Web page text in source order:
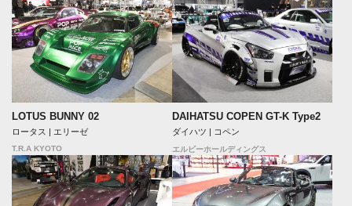
LOTUS BUNNY 02
ロータス | エリーゼ
T.R.A KYOTO
DAIHATSU COPEN GT-K Type2
ダイハツ | コペン
エルビーホールディングス